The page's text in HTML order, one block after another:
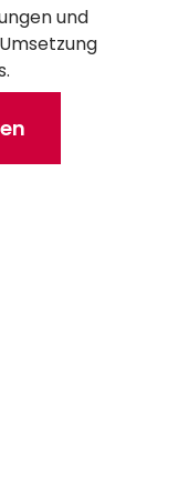
und